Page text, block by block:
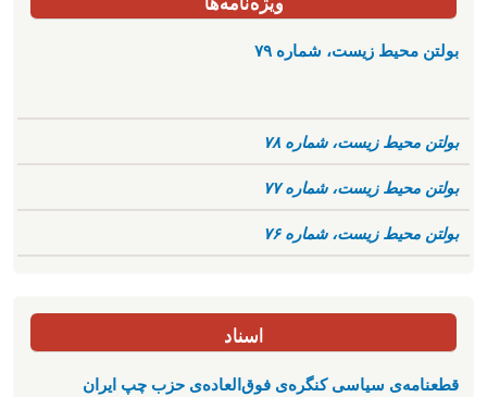
بولتن محیط زیست، شماره ۷۹
بولتن محیط زیست، شماره ۷۸
بولتن محیط زیست، شماره ۷۷
بولتن محیط زیست، شماره ۷۶
اسناد
قطعنامه‌ی سیاسی کنگره‌ی فوق‌العاده‌ی حزب چپ ایران